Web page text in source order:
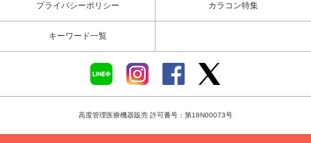
プライバシーポリシー カラコン特集
キーワード一覧
高度管理医療機器販売 許可番号：第18N00073号